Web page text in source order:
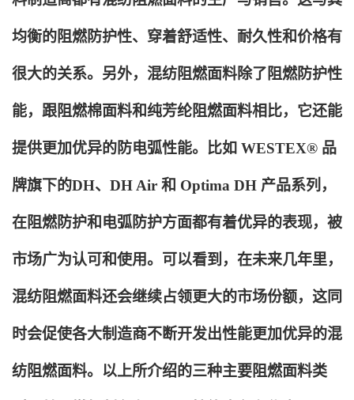
均衡的阻燃防护性、穿着舒适性、耐久性和价格有
很大的关系。另外，混纺阻燃面料除了阻燃防护性
能，跟阻燃棉面料和纯芳纶阻燃面料相比，它还能
提供更加优异的防电弧性能。比如 WESTEX® 品
牌旗下的DH、DH Air 和 Optima DH 产品系列，
在阻燃防护和电弧防护方面都有着优异的表现，被
市场广为认可和使用。可以看到，在未来几年里，
混纺阻燃面料还会继续占领更大的市场份额，这同
时会促使各大制造商不断开发出性能更加优异的混
纺阻燃面料。以上所介绍的三种主要阻燃面料类